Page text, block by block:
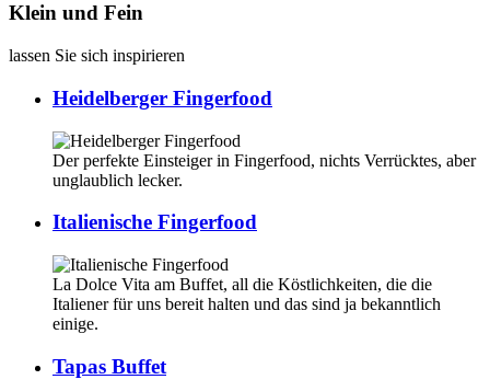
Klein und Fein
lassen Sie sich inspirieren
Heidelberger Fingerfood
Der perfekte Einsteiger in Fingerfood, nichts Verrücktes, aber
unglaublich lecker.
Italienische Fingerfood
La Dolce Vita am Buffet, all die Köstlichkeiten, die die
Italiener für uns bereit halten und das sind ja bekanntlich
einige.
Tapas Buffet